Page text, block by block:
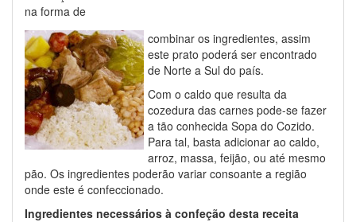
na forma de
combinar os ingredientes, assim
este prato poderá ser encontrado
de Norte a Sul do país.
Com o caldo que resulta da
cozedura das carnes pode-se fazer
a tão conhecida Sopa do Cozido.
Para tal, basta adicionar ao caldo,
arroz, massa, feijão, ou até mesmo
pão. Os ingredientes poderão variar consoante a região
onde este é confeccionado.
Ingredientes necessários à confeção desta receita